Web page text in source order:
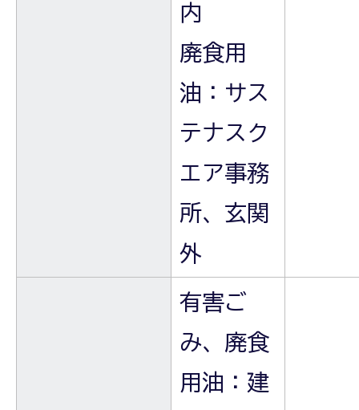
内
廃食用
油：サス
テナスク
エア事務
所、玄関
外
有害ご
み、廃食
用油：建